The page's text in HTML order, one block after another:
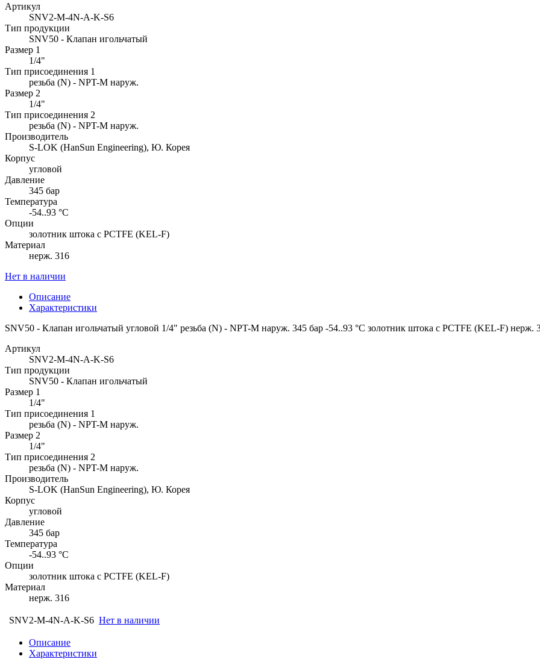
Артикул
SNV2-M-4N-A-K-S6
Тип продукции
SNV50 - Клапан игольчатый
Размер 1
1/4"
Тип присоединения 1
резьба (N) - NPT-M наруж.
Размер 2
1/4"
Тип присоединения 2
резьба (N) - NPT-M наруж.
Производитель
S-LOK (HanSun Engineering), Ю. Корея
Корпус
угловой
Давление
345 бар
Температура
-54..93 °C
Опции
золотник штока с PCTFE (KEL-F)
Материал
нерж. 316
Нет в наличии
Описание
Характеристики
SNV50 - Клапан игольчатый угловой 1/4" резьба (N) - NPT-M наруж. 345 бар -54..93 °C золотник штока с PCTFE (KEL-F) нерж.
Артикул
SNV2-M-4N-A-K-S6
Тип продукции
SNV50 - Клапан игольчатый
Размер 1
1/4"
Тип присоединения 1
резьба (N) - NPT-M наруж.
Размер 2
1/4"
Тип присоединения 2
резьба (N) - NPT-M наруж.
Производитель
S-LOK (HanSun Engineering), Ю. Корея
Корпус
угловой
Давление
345 бар
Температура
-54..93 °C
Опции
золотник штока с PCTFE (KEL-F)
Материал
нерж. 316
SNV2-M-4N-A-K-S6 Нет в наличии
Описание
Характеристики